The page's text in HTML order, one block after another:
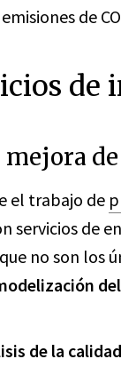
de
de
el trabajo de
servicios de
no son los
de la